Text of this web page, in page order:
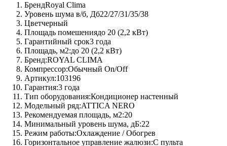
БрендRoyal Clima
Уровень шума в/б, Дб22/27/31/35/38
Цветчерный
Площадь помешениядо 20 (2,2 кВт)
Гарантийный срок3 года
Площадь, м2:до 20 (2,2 кВт)
Бренд:ROYAL CLIMA
Компрессор:Обычный On/Off
Артикул:103196
Гарантия:3 года
Тип оборудования:Кондиционер настенный
Модельный ряд:ATTICA NERO
Рекомендуемая площадь, м2:20
Минимальный уровень шума, дБ:22
Режим работы:Охлаждение / Обогрев
Горизонтальное управление жалюзи:С пульта